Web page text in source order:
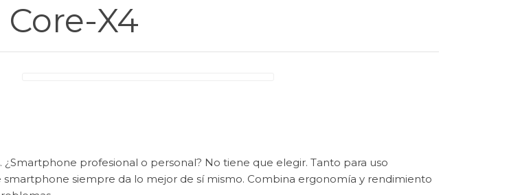
X4
¿Smartphone profesional o personal? No tiene que elegir. Tanto para uso
smartphone siempre da lo mejor de sí mismo. Combina ergonomía y rendimiento